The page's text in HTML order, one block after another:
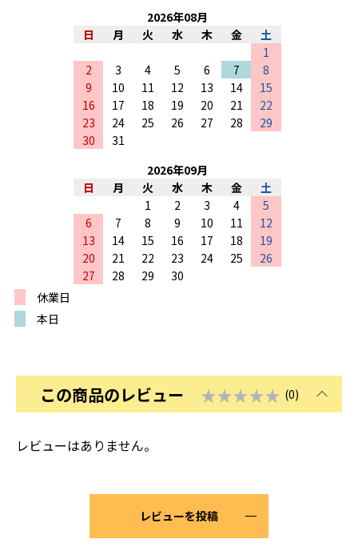
2026年08月
日
月 火 水 木 金
土
1
2
3 4 5 6 7
8
9
10 11 12 13 14
15
16
17 18 19 20 21
22
23
24 25 26 27 28
29
30
31
2026年09月
日
月 火 水 木 金
土
1
2 3 4
5
6
7 8 9 10 11
12
13
14 15 16 17 18
19
20
21 22 23 24 25
26
27
28 29
30
休業日
本日
この商品のレビュー ★★★★★ (0)
レビューはありません。
レビューを投稿